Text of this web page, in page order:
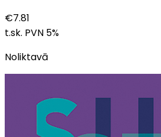
€7.81
t.sk. PVN 5%
Noliktavā